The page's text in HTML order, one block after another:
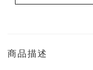
商品描述